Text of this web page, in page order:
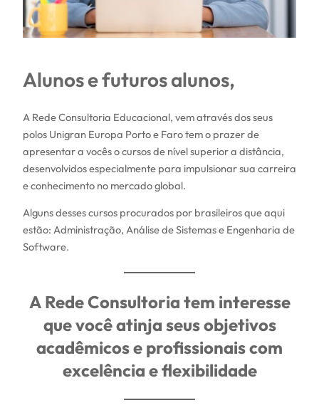
Alunos e futuros alunos,
A Rede Consultoria Educacional, vem através dos seus
polos Unigran Europa Porto e Faro tem o prazer de
apresentar a vocês o cursos de nível superior a distância,
desenvolvidos especialmente para impulsionar sua carreira
e conhecimento no mercado global.
Alguns desses cursos procurados por brasileiros que aqui
estão: Administração, Análise de Sistemas e Engenharia de
Software.
A Rede Consultoria tem interesse
que você atinja seus objetivos
acadêmicos e profissionais com
excelência e flexibilidade